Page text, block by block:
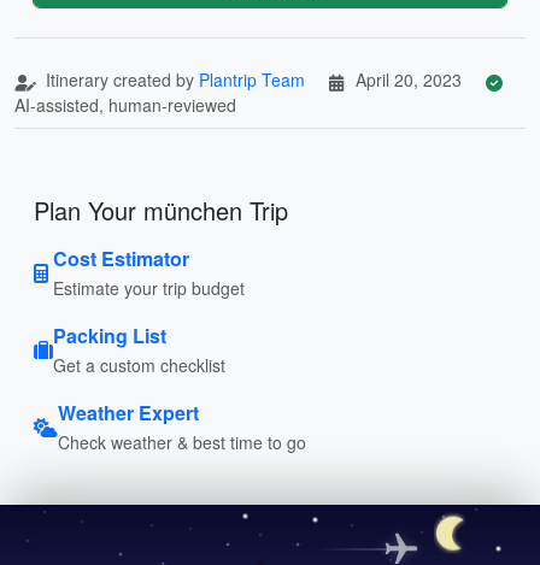
Itinerary created by Plantrip Team
April 20, 2023
AI-assisted, human-reviewed
Plan Your münchen Trip
Cost Estimator
Estimate your trip budget
Packing List
Get a custom checklist
Weather Expert
Check weather & best time to go